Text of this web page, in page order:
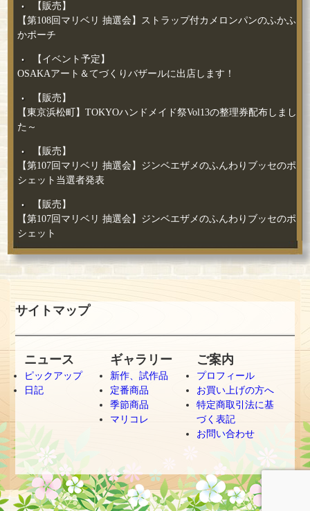
【販売】
【第108回マリベリ 抽選会】ストラップ付カメロンパンのふかふ
かポーチ
【イベント予定】
OSAKAアート＆てづくりバザールに出店します！
【販売】
【東京浜松町】TOKYOハンドメイド祭Vol13の整理券配布しまし
た～
【販売】
【第107回マリベリ 抽選会】ジンベエザメのふんわりブッセのポ
シェット当選者発表
【販売】
【第107回マリベリ 抽選会】ジンベエザメのふんわりブッセのポ
シェット
サイトマップ
ニュース
ピックアップ
日記
ギャラリー
新作、試作品
定番商品
季節商品
マリコレ
ご案内
プロフィール
お買い上げの方へ
特定商取引法に基
づく表記
お問い合わせ